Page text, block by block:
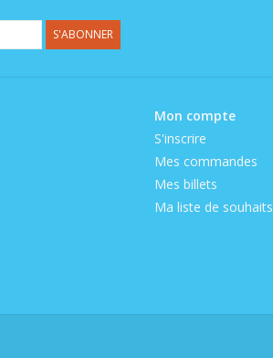
S'ABONNER
Mon compte
S'inscrire
Mes commandes
Mes billets
Ma liste de souhaits